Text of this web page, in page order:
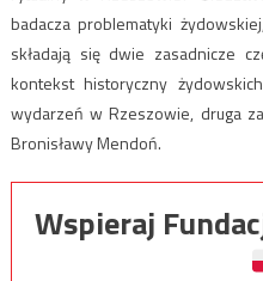
badacza problematyki
składają się dwie zasadnicze
kontekst historyczny
wydarzeń w Rzeszowie, druga
Bronisławy Mendoń.
Wspieraj